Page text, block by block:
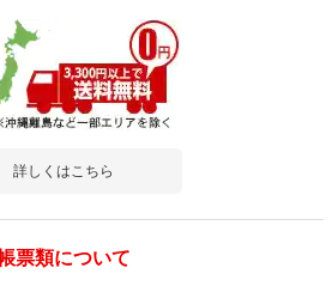
詳しくはこちら
票類について